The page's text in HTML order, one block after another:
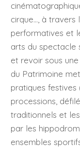
cirque…, à travers
performatives et
arts du spectacle
et revoir sous
du Patrimoine
pratiques festives
processions,
traditionnels et
par les
ensembles